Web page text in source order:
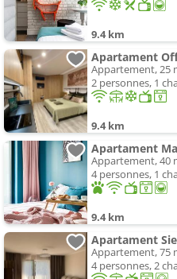
9.4 km
Apartament
Appartement, 25
2 personnes, 1
9.4 km
Apartament
Appartement, 40
4 personnes, 1
9.4 km
Apartament
Appartement, 75
4 personnes, 2